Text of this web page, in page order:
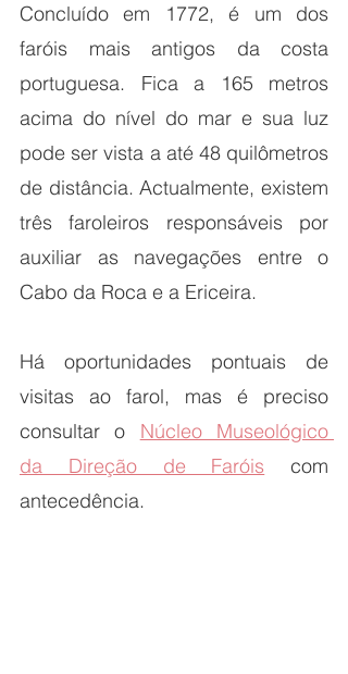
Concluído em 1772, é um dos
faróis mais antigos da costa
portuguesa. Fica a 165 metros
acima do nível do mar e sua luz
pode ser vista a até 48 quilômetros
de distância. Actualmente, existem
três faroleiros responsáveis por
auxiliar as navegações entre o
Cabo da Roca e a Ericeira.
Há oportunidades pontuais de
visitas ao farol, mas é preciso
consultar o Núcleo Museológico
da Direção de Faróis com
antecedência.